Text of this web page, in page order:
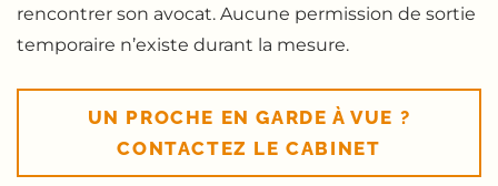
rencontrer son avocat. Aucune permission de sortie
temporaire n’existe durant la mesure.
UN PROCHE EN GARDE À VUE ?
CONTACTEZ LE CABINET